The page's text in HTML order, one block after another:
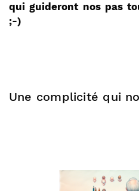
qui guideront nos pas
;-)
Une complicité qui